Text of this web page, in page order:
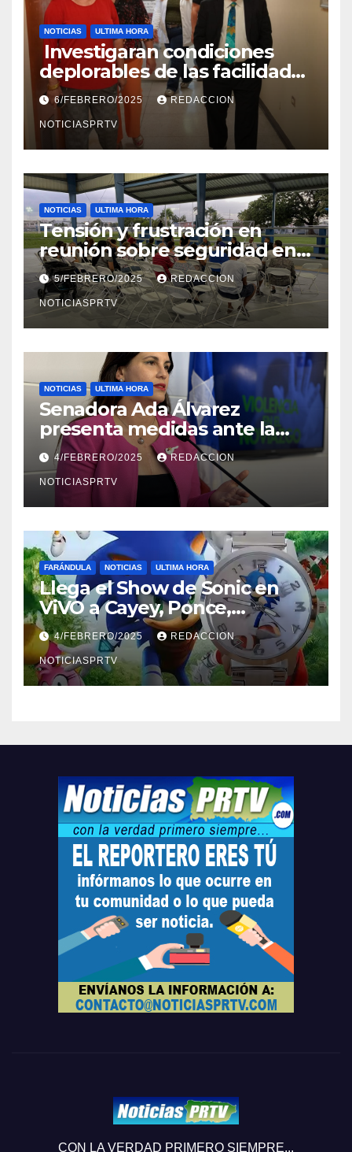
NOTICIAS ULTIMA HORA
Investigaran condiciones
deplorables de las facilidades
el Departamento de la Salud
en Mayagüez
6/FEBRERO/2025 REDACCION
NOTICIASPRTV
NOTICIAS ULTIMA HORA
Tensión y frustración en
reunión sobre seguridad en
Reparto Metropolitano
5/FEBRERO/2025 REDACCION
NOTICIASPRTV
NOTICIAS ULTIMA HORA
Senadora Ada Álvarez
presenta medidas ante la
violencia en el noviazgo
4/FEBRERO/2025 REDACCION
NOTICIASPRTV
FARÁNDULA NOTICIAS ULTIMA HORA
Llega el Show de Sonic en
ViVO a Cayey, Ponce,
Barceloneta y Humacao,
Relojes gratis para el que
compre ahora….
4/FEBRERO/2025 REDACCION
NOTICIASPRTV
CON LA VERDAD PRIMERO SIEMPRE...